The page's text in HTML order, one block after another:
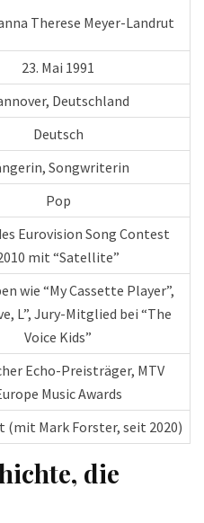
Therese Meyer-Landrut
23. Mai 1991
Deutschland
Deutsch
Songwriterin
Pop
Eurovision Song Contest
mit “Satellite”
wie “My Cassette Player”,
L”, Jury-Mitglied bei “The
Voice Kids”
Echo-Preisträger, MTV
Music Awards
(mit Mark Forster, seit 2020)
die